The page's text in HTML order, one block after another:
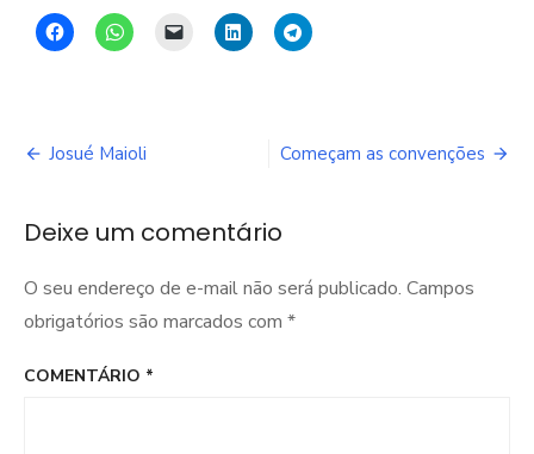
Navegação
Post
Josué Maioli Começam as convenções
Deixe um comentário
O seu endereço de e-mail não será publicado. Campos
obrigatórios são marcados com *
COMENTÁRIO *